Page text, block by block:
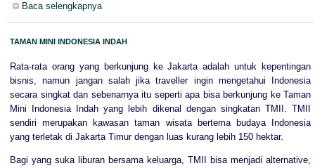
Baca selengkapnya
TAMAN MINI INDONESIA INDAH
Rata-rata orang yang berkunjung ke Jakarta adalah untuk kepentingan
bisnis, namun jangan salah jika traveller ingin mengetahui Indonesia
secara singkat dan sebenarnya itu seperti apa bisa berkunjung ke Taman
Mini Indonesia Indah yang lebih dikenal dengan singkatan TMII. TMII
sendiri merupakan kawasan taman wisata bertema budaya Indonesia
yang terletak di Jakarta Timur dengan luas kurang lebih 150 hektar.
Bagi yang suka liburan bersama keluarga, TMII bisa menjadi alternative,